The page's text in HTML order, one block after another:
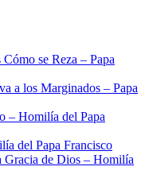
se Reza – Papa
a los Marginados – Papa
– Homilía del Papa
del Papa Francisco
Gracia de Dios – Homilía